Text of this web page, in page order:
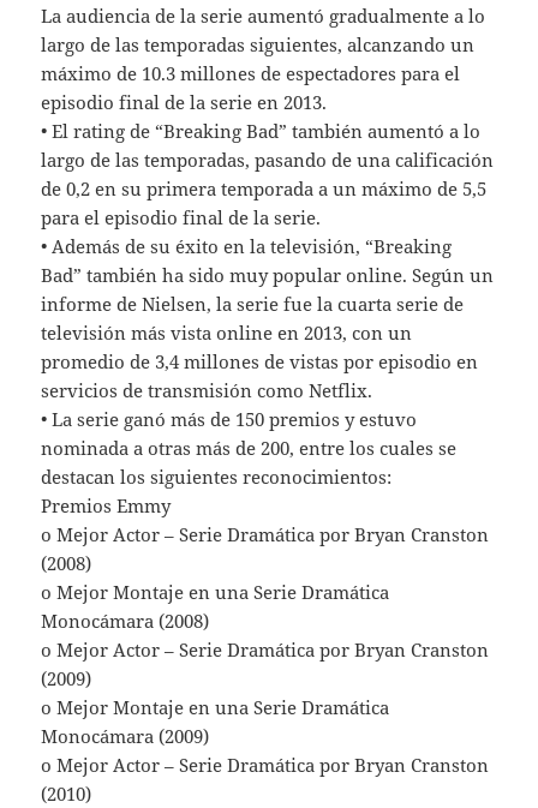
La audiencia de la serie aumentó gradualmente a lo
largo de las temporadas siguientes, alcanzando un
máximo de 10.3 millones de espectadores para el
episodio final de la serie en 2013.
• El rating de “Breaking Bad” también aumentó a lo
largo de las temporadas, pasando de una calificación
de 0,2 en su primera temporada a un máximo de 5,5
para el episodio final de la serie.
• Además de su éxito en la televisión, “Breaking
Bad” también ha sido muy popular online. Según un
informe de Nielsen, la serie fue la cuarta serie de
televisión más vista online en 2013, con un
promedio de 3,4 millones de vistas por episodio en
servicios de transmisión como Netflix.
• La serie ganó más de 150 premios y estuvo
nominada a otras más de 200, entre los cuales se
destacan los siguientes reconocimientos:
Premios Emmy
o Mejor Actor – Serie Dramática por Bryan Cranston
(2008)
o Mejor Montaje en una Serie Dramática
Monocámara (2008)
o Mejor Actor – Serie Dramática por Bryan Cranston
(2009)
o Mejor Montaje en una Serie Dramática
Monocámara (2009)
o Mejor Actor – Serie Dramática por Bryan Cranston
(2010)